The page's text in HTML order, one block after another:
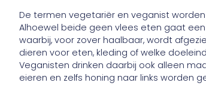
De termen vegetariër en veganist
Alhoewel beide geen vlees eten gaat
waarbij, voor zover haalbaar, wordt
dieren voor eten, kleding of welke
Veganisten drinken daarbij ook alleen
eieren en zelfs honing naar links worden